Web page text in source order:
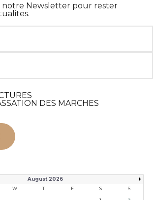
notre Newsletter pour rester
DES MARCHES
August 2026
W T F S S